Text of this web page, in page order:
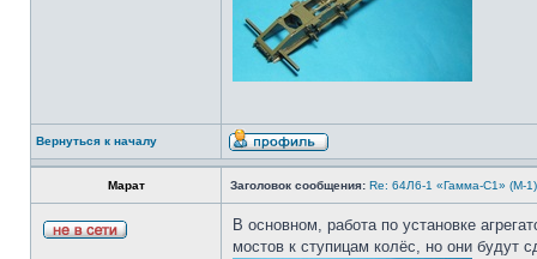
Вернуться к началу
Марат Заголовок сообщения: Re: 64Л6-1 «Гамма-С1» (М-
В основном, работа по установке
мостов к ступицам колёс, но они будут